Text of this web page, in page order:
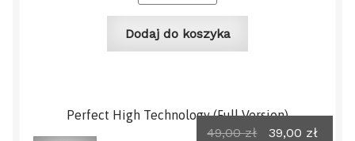
Dodaj do koszyka
Perfect High Technology (Full Version)
49,00zł
Pierwotna
39,00 zł